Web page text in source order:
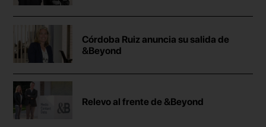
Córdoba Ruiz anuncia su salida de
&Beyond
Relevo al frente de &Beyond